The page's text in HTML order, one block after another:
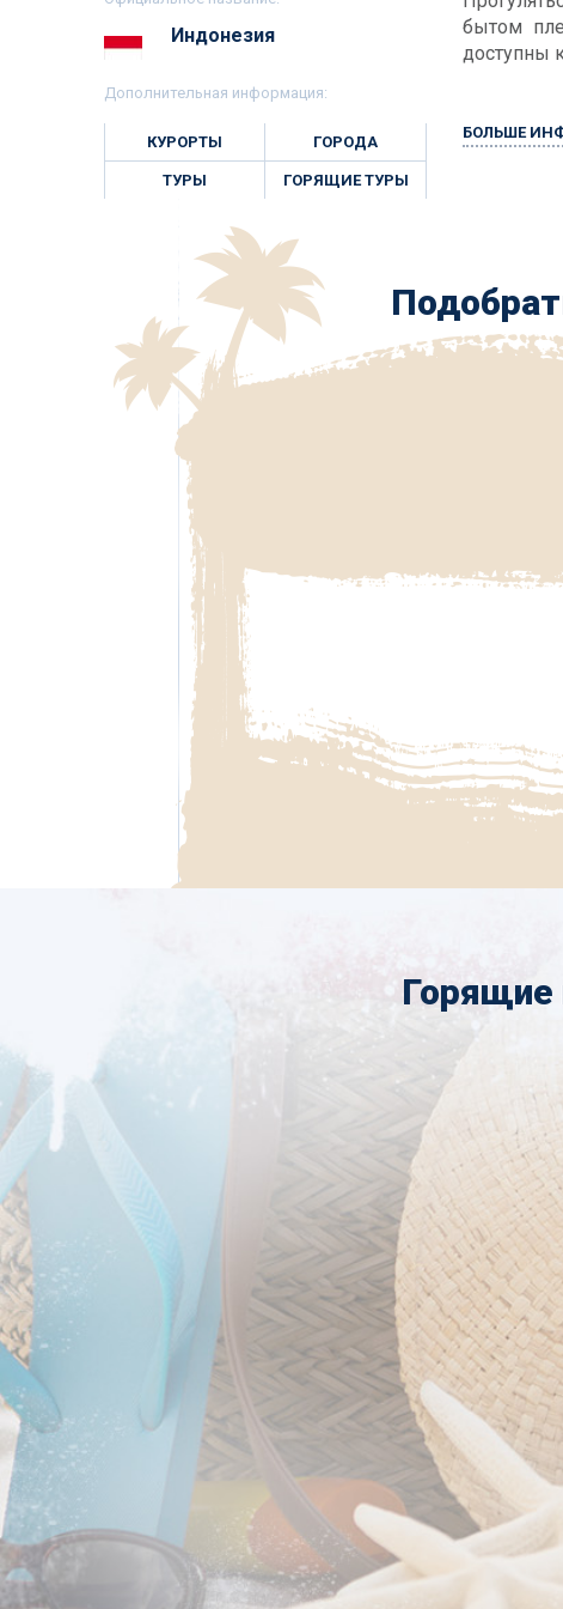
Индонезия
Дополнительная информация:
КУРОРТЫ ГОРОДА
ТУРЫ ГОРЯЩИЕ ТУРЫ
бытом
доступны
БОЛЬШЕ